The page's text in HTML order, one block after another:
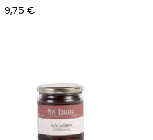
Precio
9,75 €